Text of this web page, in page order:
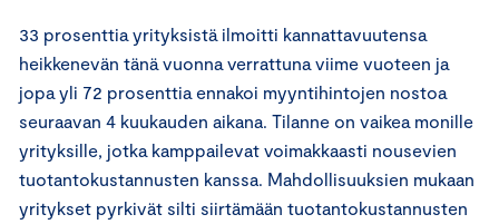
33 prosenttia yrityksistä ilmoitti kannattavuutensa
heikkenevän tänä vuonna verrattuna viime vuoteen ja
jopa yli 72 prosenttia ennakoi myyntihintojen nostoa
seuraavan 4 kuukauden aikana. Tilanne on vaikea monille
yrityksille, jotka kamppailevat voimakkaasti nousevien
tuotantokustannusten kanssa. Mahdollisuuksien mukaan
yritykset pyrkivät silti siirtämään tuotantokustannusten